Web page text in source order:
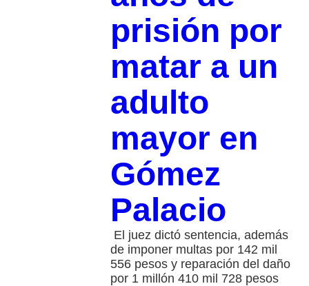
prisión por
matar a un
adulto
mayor en
Gómez
Palacio
El juez dictó sentencia, además
de imponer multas por 142 mil
556 pesos y reparación del daño
por 1 millón 410 mil 728 pesos